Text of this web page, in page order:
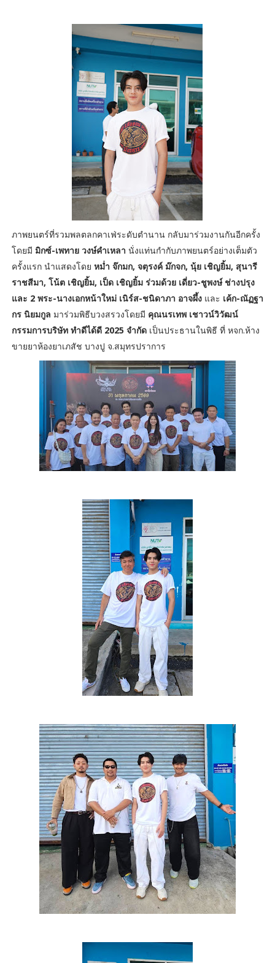
ภาพยนตร์ที่รวมพลตลกคาเฟ่ระดับตำนาน กลับมาร่วมงานกันอีกครั้ง
โดยมี มิกซ์-เพทาย วงษ์คำเหลา นั่งแท่นกำกับภาพยนตร์อย่างเต็มตัว
ครั้งแรก นำแสดงโดย หม่ำ จ๊กมก, จตุรงค์ ม๊กจก, นุ้ย เชิญยิ้ม, สุนารี
ราชสีมา, โน้ต เชิญยิ้ม, เป็ด เชิญยิ้ม ร่วมด้วย เดี่ยว-ชูพงษ์ ช่างปรุง
และ 2 พระ-นางเอกหน้าใหม่ เนิร์ส-ชนิดาภา อาจผึ้ง และ เค้ก-ณัฏฐา
กร นิยมกูล มาร่วมพิธีบวงสรวงโดยมี คุณนรเทพ เชาวน์วิวัฒน์
กรรมการบริษัท ทำดีได้ดี 2025 จำกัดเป็นประธานในพิธี ที่ หจก.ห้าง
ขายยาห้องยาเภสัช บางปู จ.สมุทรปราการ